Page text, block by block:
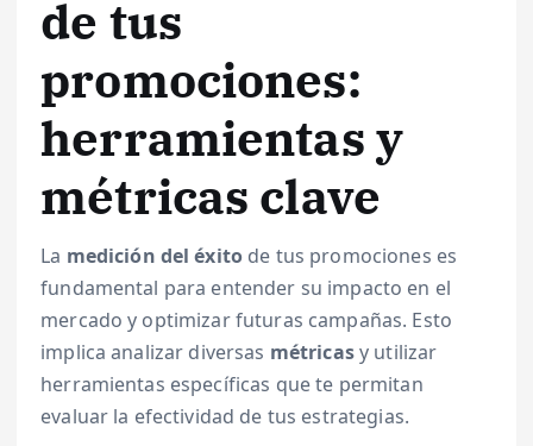
de tus
promociones:
herramientas y
métricas clave
La medición del éxito de tus promociones es
fundamental para entender su impacto en el
mercado y optimizar futuras campañas. Esto
implica analizar diversas métricasy utilizar
herramientas específicas que te permitan
evaluar la efectividad de tus estrategias.